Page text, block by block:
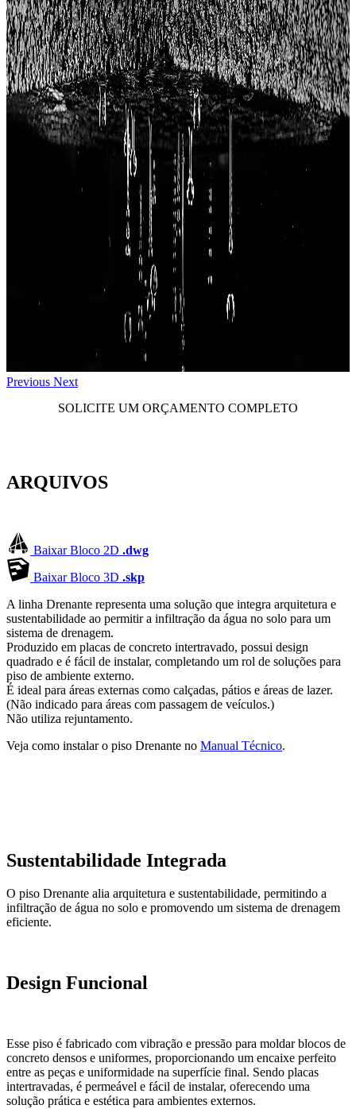
Previous Next
SOLICITE UM ORÇAMENTO COMPLETO
ARQUIVOS
Baixar Bloco 2D .dwg
Baixar Bloco 3D .skp
A linha Drenante representa uma solução que integra arquitetura e
sustentabilidade ao permitir a infiltração da água no solo para um
sistema de drenagem.
Produzido em placas de concreto intertravado, possui design
quadrado e é fácil de instalar, completando um rol de soluções para
piso de ambiente externo.
É ideal para áreas externas como calçadas, pátios e áreas de lazer.
(Não indicado para áreas com passagem de veículos.)
Não utiliza rejuntamento.
Veja como instalar o piso Drenante no Manual Técnico.
Sustentabilidade Integrada
O piso Drenante alia arquitetura e sustentabilidade, permitindo a
infiltração de água no solo e promovendo um sistema de drenagem
eficiente.
Design Funcional
Esse piso é fabricado com vibração e pressão para moldar blocos de
concreto densos e uniformes, proporcionando um encaixe perfeito
entre as peças e uniformidade na superfície final. Sendo placas
intertravadas, é permeável e fácil de instalar, oferecendo uma
solução prática e estética para ambientes externos.